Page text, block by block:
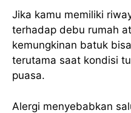
Jika kamu memiliki
terhadap debu rumah
kemungkinan batuk
terutama saat kondisi
puasa.
Alergi menyebabkan